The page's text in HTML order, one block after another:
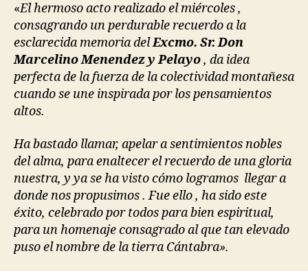
«El hermoso acto realizado el miércoles ,
consagrando un perdurable recuerdo a la
esclarecida memoria delExcmo. Sr. Don
Marcelino Menendez y Pelayo, da idea
perfecta de la fuerza de la colectividad montañesa
cuando se une inspirada por los pensamientos
altos.
Ha bastado llamar, apelar a sentimientos nobles
del alma, para enaltecer el recuerdo de una gloria
nuestra, y ya se ha visto cómo logramos llegar a
donde nos propusimos . Fue ello , ha sido este
éxito, celebrado por todos para bien espiritual,
para un homenaje consagrado al que tan elevado
puso el nombre de la tierra Cántabra».